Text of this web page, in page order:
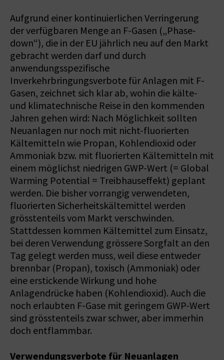
Aufgrund einer kontinuierlichen Verringerung
der verfügbaren Menge an F-Gasen („Phase-
down“), die in der EU jährlich neu auf den Markt
gebracht werden darf und durch
anwendungsspezifische
Inverkehrbringungsverbote für Anlagen mit F-
Gasen, zeichnet sich klar ab, wohin die kälte-
und klimatechnische Reise in den kommenden
Jahren gehen wird: Nach Möglichkeit sollten
Neuanlagen nur noch mit nicht-fluorierten
Kältemitteln wie Propan, Kohlendioxid oder
Ammoniak bzw. mit fluorierten Kältemitteln mit
einem möglichst niedrigen GWP-Wert (= Global
Warming Potential = Treibhauseffekt) geplant
werden. Die bisher vorrangig verwendeten,
fluorierten Sicherheitskältemittel werden
grösstenteils vom Markt verschwinden.
Stattdessen kommen Kältemittel zum Einsatz,
bei deren Verwendung grössere Sorgfalt an den
Tag gelegt werden muss, weil diese entweder
brennbar (Propan), toxisch (Ammoniak) oder
eine erstickende Wirkung und hohe
Anlagendrücke haben (Kohlendioxid). Auch die
noch erlaubten F-Gase mit geringem GWP-Wert
sind grösstenteils zwar schwer, aber immerhin
doch entflammbar.
Verwendungsverbote für Neuanlagen